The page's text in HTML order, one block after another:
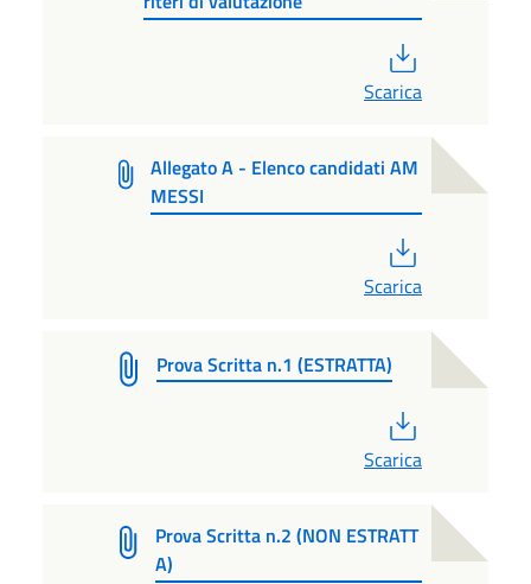
Scarica
Allegato A - Elenco candidati AM
MESSI
Scarica
Prova Scritta n.1 (ESTRATTA)
Scarica
Prova Scritta n.2 (NON ESTRATT
A)